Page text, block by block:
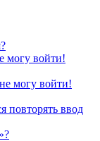
могу войти!
могу войти!
повторять ввод